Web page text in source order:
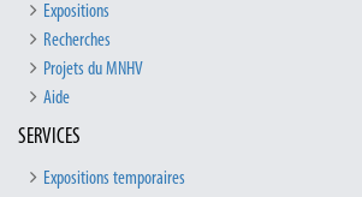
Expositions
Recherches
Projets du MNHV
Aide
SERVICES
Expositions temporaires